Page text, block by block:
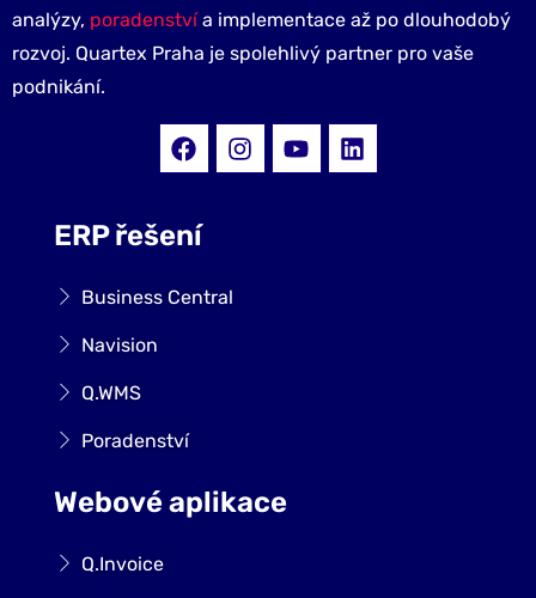
analýzy, poradenstvía implementace až po dlouhodobý
rozvoj. Quartex Praha je spolehlivý partner pro vaše
podnikání.
ERP řešení
Business Central
Navision
Q.WMS
Poradenství
Webové aplikace
Q.Invoice